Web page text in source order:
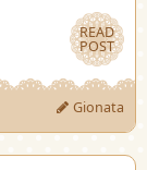
READ
POST
READ
POST
Gionata